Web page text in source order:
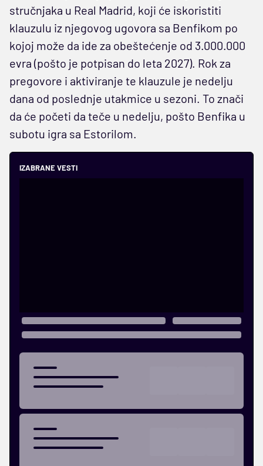
stručnjaka u Real Madrid, koji će iskoristiti
klauzulu iz njegovog ugovora sa Benfikom po
kojoj može da ide za obeštećenje od 3.000.000
evra (pošto je potpisan do leta 2027). Rok za
pregovore i aktiviranje te klauzule je nedelju
dana od poslednje utakmice u sezoni. To znači
da će početi da teče u nedelju, pošto Benfika u
subotu igra sa Estorilom.
IZABRANE VESTI